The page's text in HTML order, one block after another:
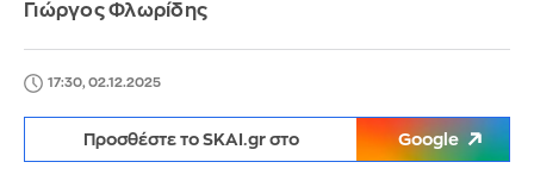
Γιώργος Φλωρίδης
17:30, 02.12.2025
Προσθέστε το SKAI.gr στο Google